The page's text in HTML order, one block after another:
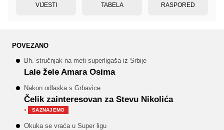
VIJESTI TABELA RASPORED
POVEZANO
Bh. stručnjak na meti superligaša iz Srbije
Lale žele Amara Osima
Nakon odlaska s Grbavice
Čelik zainteresovan za Stevu Nikolića
· SAZNAJEMO
Okuka se vraća u Super ligu